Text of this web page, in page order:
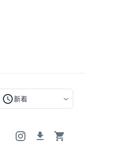
新着
コーポレート コーポレート